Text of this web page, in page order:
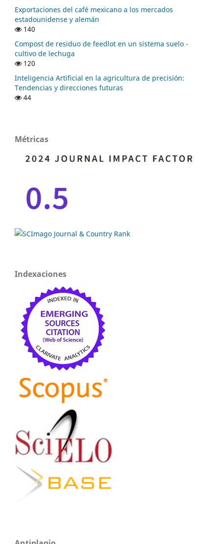
Exportaciones del café mexicano a los mercados
estadounidense y alemán
140
Compost de residuo de feedlot en un sistema suelo -
cultivo de lechuga
120
Inteligencia Artificial en la agricultura de precisión:
Tendencias y direcciones futuras
44
Métricas
Indexaciones